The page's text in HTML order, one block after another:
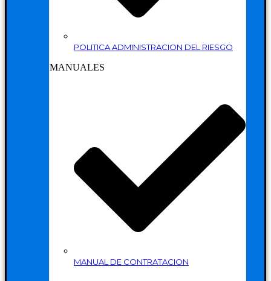
POLITICA ADMINISTRACION DEL RIESGO
MANUALES
MANUAL DE CONTRATACION